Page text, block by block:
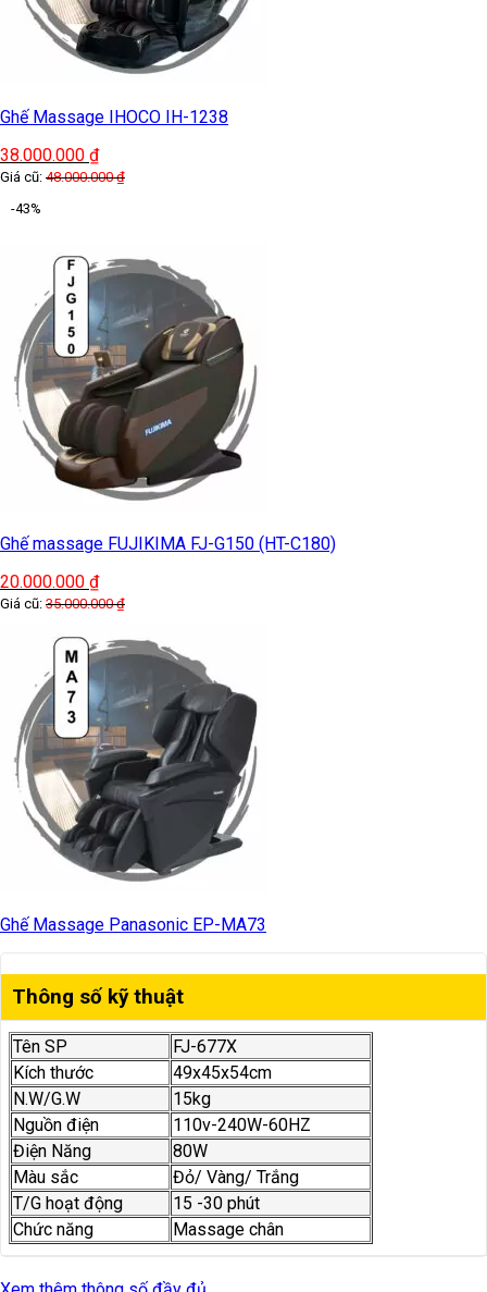
Ghế Massage IHOCO IH-1238
38.000.000 ₫
Giá cũ: 48.000.000₫
-43%
Ghế massage FUJIKIMA FJ-G150 (HT-C180)
20.000.000 ₫
Giá cũ: 35.000.000₫
Ghế Massage Panasonic EP-MA73
Thông số kỹ thuật
Tên SP
FJ-677X
Kích thước
49x45x54cm
N.W/G.W
15kg
Nguồn điện
110v-240W-60HZ
Điện Năng
80W
Màu sắc
Đỏ/ Vàng/ Trắng
T/G hoạt động
15 -30 phút
Chức năng
Massage chân